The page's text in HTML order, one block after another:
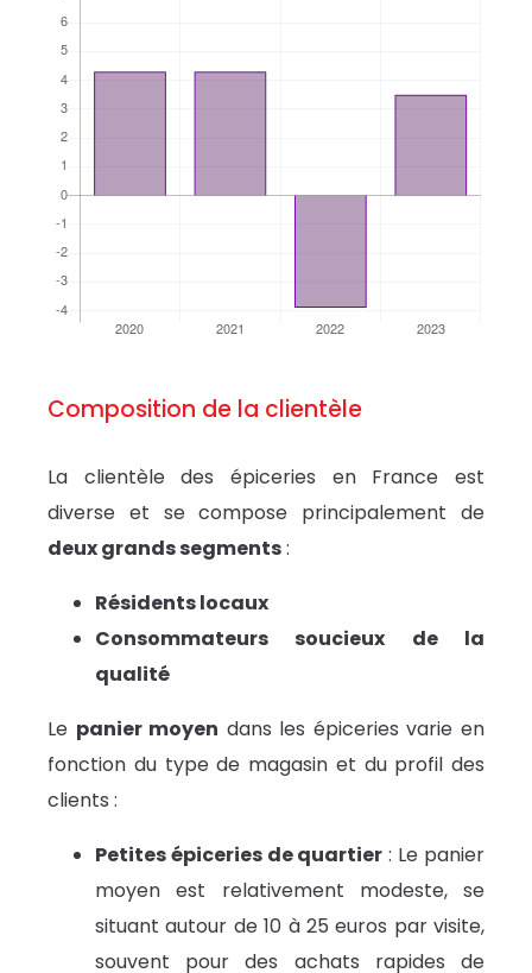
Composition de la clientèle
La clientèle des épiceries en France est
diverse et se compose principalement de
deux grands segments:
Résidents locaux
Consommateurs soucieux de la
qualité
Le panier moyen dans les épiceries varie en
fonction du type de magasin et du profil des
clients :
Petites épiceries de quartier : Le panier
moyen est relativement modeste, se
situant autour de 10 à 25 euros par visite,
souvent pour des achats rapides de